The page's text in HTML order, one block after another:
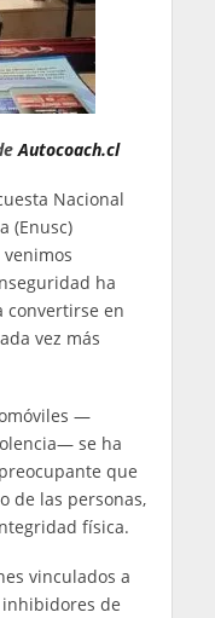
Autocoach.cl
Nacional
(Enusc)
ha
convertirse en
vez más
—
se ha
que
de las personas,
física.
vinculados a
de